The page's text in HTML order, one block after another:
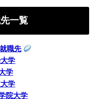
一覧
職先
学
学
学
院大学